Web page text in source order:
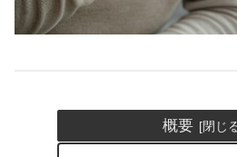
概要